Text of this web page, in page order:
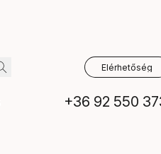
Elérhetőség
+36 92 550